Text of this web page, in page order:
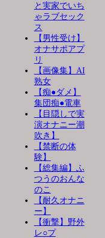
と実家でいち
ゃラブセック
ス
【男性受け】
オナサポアプ
リ
【画像集】AI
熟女
【痴●ダメ】
集団痴●電車
【目隠しで実
演オナニー潮
吹き】
【禁断の体
験】
【総集編】ふ
つうのおんな
のこ
【耐久オナニ
ー】
【衝撃】野外
レ○プ